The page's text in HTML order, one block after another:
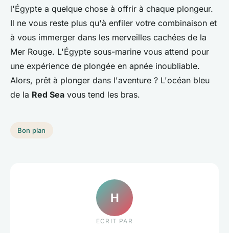
l'Égypte a quelque chose à offrir à chaque plongeur.
Il ne vous reste plus qu'à enfiler votre combinaison et
à vous immerger dans les merveilles cachées de la
Mer Rouge. L'Égypte sous-marine vous attend pour
une expérience de plongée en apnée inoubliable.
Alors, prêt à plonger dans l'aventure ? L'océan bleu
de la Red Sea vous tend les bras.
Bon plan
H
ECRIT PAR